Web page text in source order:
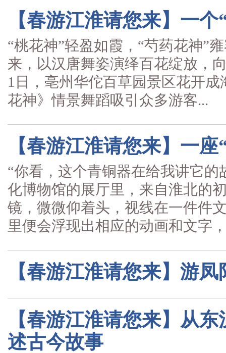
【春游江淮请您来】一
“桃花神”轻盈如霞，“芍药花神”
来，以汉唐舞姿演绎百花绽放，
1日，亳州华佗百草园景区花开
花神》情景舞蹈吸引众多游客...
【春游江淮请您来】一
“你看，这个青铜器在给我讲它
化博物馆的展厅里，来自淮北的
镜，微微仰着头，视线在一件件
里便会浮现出相应的动画和文字
【春游江淮请您来】游
【春游江淮请您来】从
述古今故事